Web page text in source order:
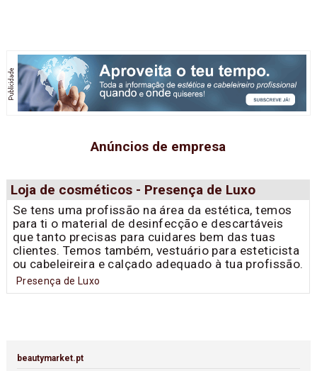
Anúncios de empresa
Loja de cosméticos - Presença de Luxo
Se tens uma profissão na área da estética, temos
para ti o material de desinfecção e descartáveis
que tanto precisas para cuidares bem das tuas
clientes. Temos também, vestuário para esteticista
ou cabeleireira e calçado adequado à tua profissão.
Presença de Luxo
beautymarket.pt